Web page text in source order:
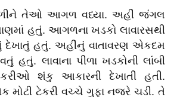
તેઓ આગળ વધ્યા. અહીં જંગલ
હતું. આગળના ખડકો લાવારસથી
દેખાતું હતું. અહીંનું વાતાવરણ એકદમ
લાવાના પીળા ખડકોની લાંબી
ટેકરીઓ શંકુ આકારની દેખાતી હતી.
ટેકરી વચ્ચે ગુફા નજરે ચડી. તે